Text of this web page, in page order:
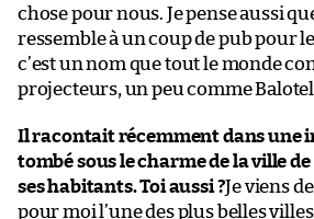
chose pour nous. Je pense aussi
ressemble à un coup de pub pour
c’est un nom que tout le monde
projecteurs, un peu comme
Il racontait récemment dans une
tombé sous le charme de la ville de
ses habitants. Toi aussi ?Je viens
pour moi l’une des plus belles